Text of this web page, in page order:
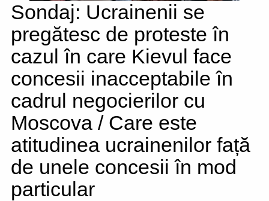
Sondaj: Ucrainenii se
pregătesc de proteste în
cazul în care Kievul face
concesii inacceptabile în
cadrul negocierilor cu
Moscova / Care este
atitudinea ucrainenilor față
de unele concesii în mod
particular